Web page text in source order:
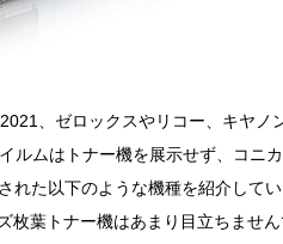
、ゼロックスやリコー、キヤノ
ルムはトナー機を展示せず、コニ
た以下のような機種を紹介して
葉トナー機はあまり目立ちません